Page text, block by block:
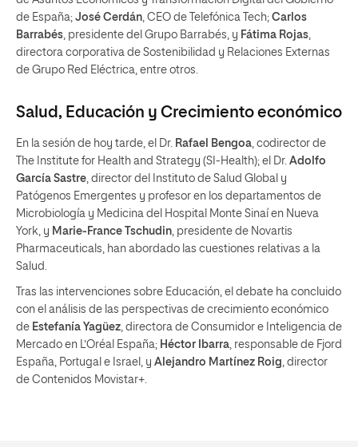
de España; José Cerdán , CEO de Telefónica Tech; Carlos
Barrabés , presidente del Grupo Barrabés, y Fátima Rojas
directora corporativa de Sostenibilidad y Relaciones Externas
de Grupo Red Eléctrica, entre otros.
Salud, Educación y Crecimiento económico
En la sesión de hoy tarde, el Dr. Rafael Bengoa , codirector de
The Institute for Health and Strategy (SI-Health); el Dr. Adolfo
García Sastre , director del Instituto de Salud Global y
Patógenos Emergentes y profesor en los departamentos de
Microbiología y Medicina del Hospital Monte Sinaí en Nueva
York, y Marie-France Tschudin , presidente de Novartis
Pharmaceuticals, han abordado las cuestiones relativas a la
Salud.
Tras las intervenciones sobre Educación, el debate ha concluido
con el análisis de las perspectivas de crecimiento económico
de Estefanía Yagüez , directora de Consumidor e Inteligencia de
Mercado en L’Oréal España; Héctor Ibarra , responsable de Fjord
España, Portugal e Israel, y Alejandro Martínez Roig , director
de Contenidos Movistar+.